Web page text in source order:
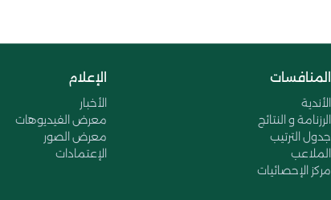
المنافسات
الأندية
الرزنامة و النتائج
جدول الترتيب
الملاعب
مركز الإحصائيات
الإعلام
الأخبار
معرض الفيديوهات
معرض الصور
الإعتمادات